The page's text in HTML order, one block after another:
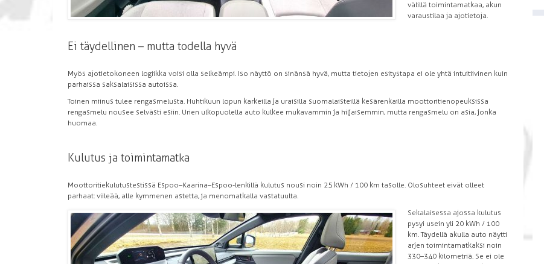
Ei täydellinen – mutta todella hyvä
välillä toimintamatkaa, akun
varaustilaa ja ajotietoja.
Myös ajotietokoneen logiikka voisi olla selkeämpi. Iso näyttö on sinänsä hyvä, mutta tietojen esitystapa ei ole yhtä intuitiivinen kuin
parhaissa saksalaisissa autoissa.
Toinen miinus tulee rengasmelusta. Huhtikuun lopun karkeilla ja uraisilla suomalaisteillä kesärenkailla moottoritienopeuksissa
rengasmelu nousee selvästi esiin. Urien ulkopuolella auto kulkee mukavammin ja hiljaisemmin, mutta rengasmelu on asia, jonka
huomaa.
Kulutus ja toimintamatka
Moottoritiekulutustestissä Espoo–Kaarina–Espoo-lenkillä kulutus nousi noin 25 kWh / 100 km tasolle. Olosuhteet eivät olleet
parhaat: viileää, alle kymmenen astetta, ja menomatkalla vastatuulta.
Sekalaisessa ajossa kulutus
pysyi usein yli 20 kWh / 100
km. Täydellä akulla auto näytti
arjen toimintamatkaksi noin
330–340 kilometriä. Se ei ole